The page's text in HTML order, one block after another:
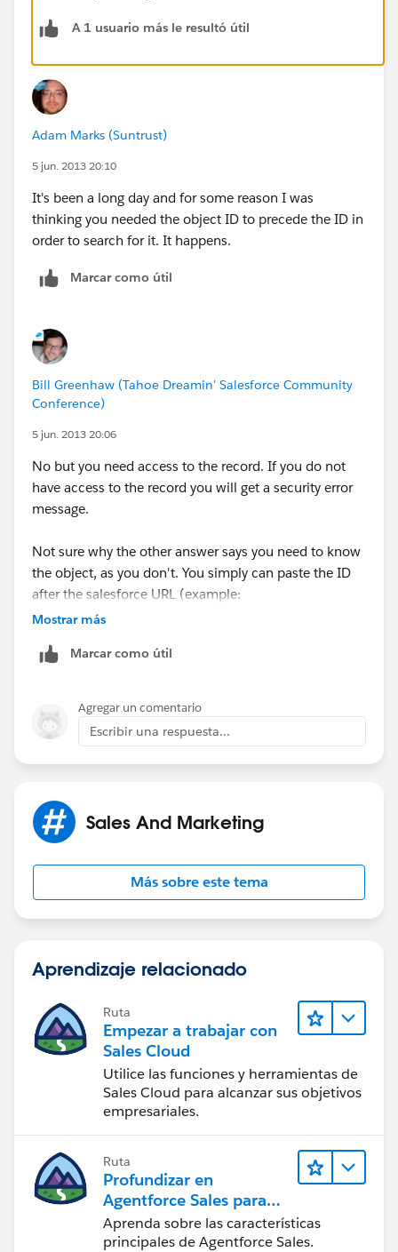
A 1 usuario más le resultó útil
Adam Marks (Suntrust)
5 jun. 2013 20:10
It's been a long day and for some reason I was
thinking you needed the object ID to precede the ID in
order to search for it. It happens.
Marcar como útil
Bill Greenhaw (Tahoe Dreamin' Salesforce Community
Conference)
5 jun. 2013 20:06
No but you need access to the record. If you do not
have access to the record you will get a security error
message.
Not sure why the other answer says you need to know
the object, as you don't. You simply can paste the ID
after the salesforce URL (example:
https://na1.salesforce.com/IDXXXXX
Mostrar más
Marcar como útil
Agregar un comentario
Escribir una respuesta...
Sales And Marketing
Más sobre este tema
Aprendizaje relacionado
Ruta
Empezar a trabajar con
Sales Cloud
Utilice las funciones y herramientas de
Sales Cloud para alcanzar sus objetivos
empresariales.
Ruta
Profundizar en
Agentforce Sales para
administradores
Aprenda sobre las características
principales de Agentforce Sales.